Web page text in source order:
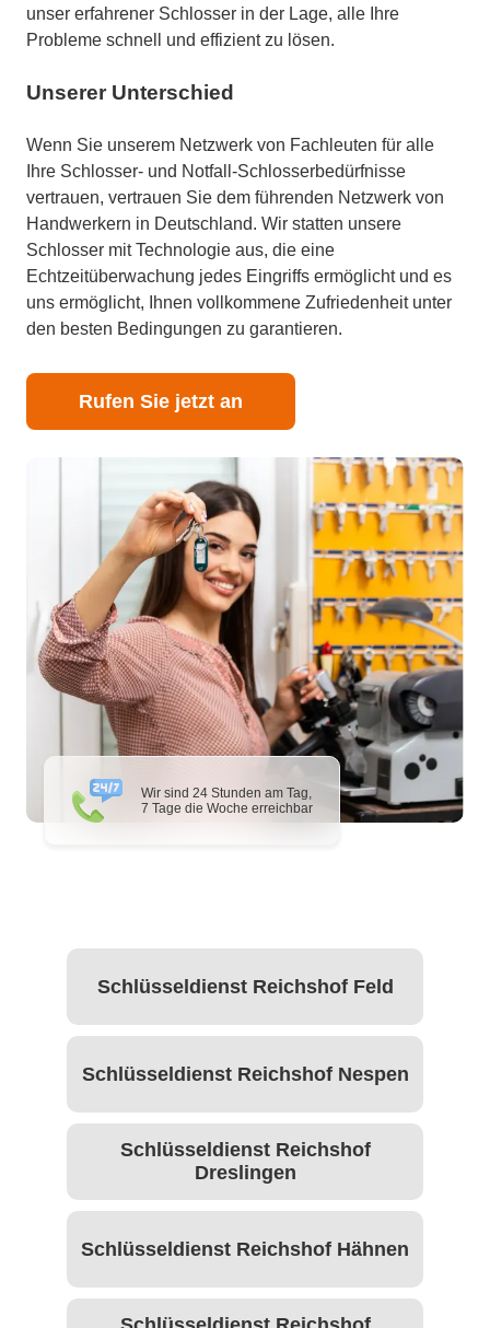
Wir sind 24 Stunden am Tag,
7 Tage die Woche erreichbar
unser erfahrener Schlosser in der Lage, alle Ihre
Probleme schnell und effizient zu lösen.
Unserer Unterschied
Wenn Sie unserem Netzwerk von Fachleuten für alle
Ihre Schlosser- und Notfall-Schlosserbedürfnisse
vertrauen, vertrauen Sie dem führenden Netzwerk von
Handwerkern in Deutschland. Wir statten unsere
Schlosser mit Technologie aus, die eine
Echtzeitüberwachung jedes Eingriffs ermöglicht und es
uns ermöglicht, Ihnen vollkommene Zufriedenheit unter
den besten Bedingungen zu garantieren.
Rufen Sie jetzt an
Schlüsseldienst Reichshof Feld
Schlüsseldienst Reichshof Nespen
Schlüsseldienst Reichshof
Dreslingen
Schlüsseldienst Reichshof Hähnen